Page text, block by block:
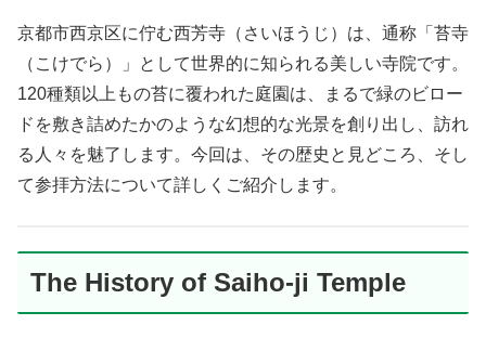
京都市西京区に佇む西芳寺（さいほうじ）は、通称「苔寺
（こけでら）」として世界的に知られる美しい寺院です。
120種類以上もの苔に覆われた庭園は、まるで緑のビロー
ドを敷き詰めたかのような幻想的な光景を創り出し、訪れ
る人々を魅了します。今回は、その歴史と見どころ、そし
て参拝方法について詳しくご紹介します。
The History of Saiho-ji Temple